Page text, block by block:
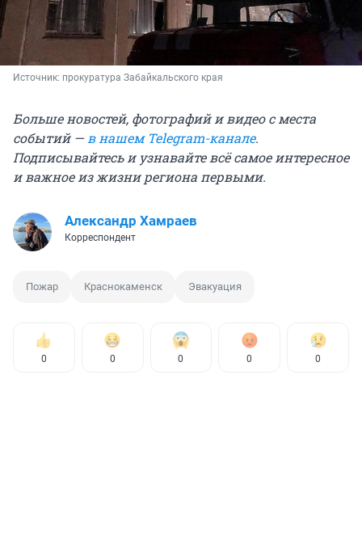
Источник: прокуратура Забайкальского края
Больше новостей, фотографий и видео с места
событий — в нашем Telegram-канале.
Подписывайтесь и узнавайте всё самое интересное
и важное из жизни региона первыми.
Александр Хамраев
Корреспондент
Пожар Краснокаменск Эвакуация
0 0 0 0 0